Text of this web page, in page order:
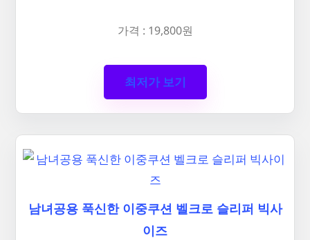
가격 : 19,800원
최저가 보기
남녀공용 푹신한 이중쿠션 벨크로 슬리퍼 빅사
이즈